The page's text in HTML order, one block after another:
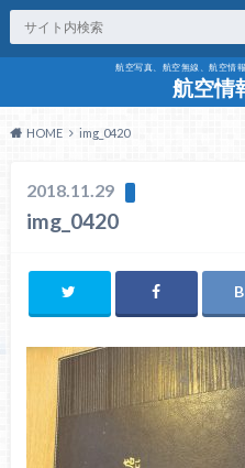
航空写真、航空無線、航空情
航空情
HOME img_0420
2018.11.29
img_0420